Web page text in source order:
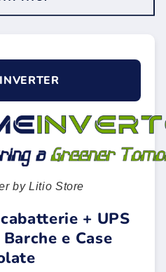
by Litio Store
+ UPS
e Case